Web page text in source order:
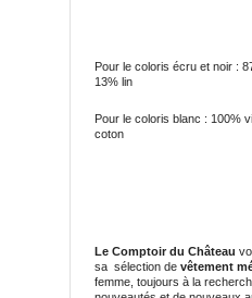
Pour le coloris écru et noir :
13% lin
Pour le coloris blanc : 100%
coton
Le Comptoir du Château
sa sélection de vêtement
femme, toujours à la